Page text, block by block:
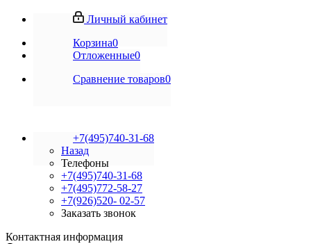
Личный кабинет
Корзина0
Отложенные0
Сравнение товаров0
+7(495)740-31-68
Назад
Телефоны
+7(495)740-31-68
+7(495)772-58-27
+7(926)520- 02-57
Заказать звонок
Контактная информация